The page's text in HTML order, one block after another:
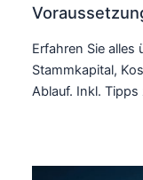
Erfahren Sie alles
Stammkapital,
Ablauf. Inkl.